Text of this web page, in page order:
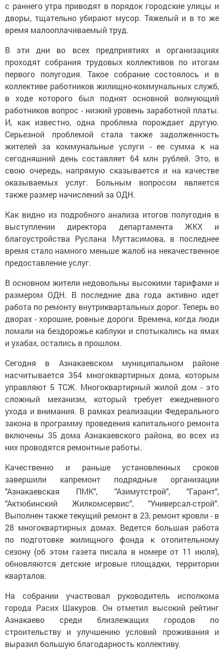
с раннего утра приводят в порядок городские улицы и
дворы, тщательно убирают мусор. Тяжелый и в то же
время малооплачиваемый труд.
В эти дни во всех предприятиях и организациях
проходят собрания трудовых коллективов по итогам
первого полугодия. Такое собрание состоялось и в
коллективе работников жилищно-коммунальных служб,
в ходе которого был поднят основной волнующий
работников вопрос - низкий уровень заработной платы.
И, как известно, одна проблема порождает другую.
Серьезной проблемой стала также задолженность
жителей за коммунальные услуги - ее сумма к на
сегодняшний день составляет 64 млн рублей. Это, в
свою очередь, напрямую сказывается и на качестве
оказываемых услуг. Больным вопросом является
также размер начислений за ОДН.
Как видно из подробного анализа итогов полугодия в
выступлении директора департамента ЖКХ и
благоустройства Руслана Мугтасимова, в последнее
время стало намного меньше жалоб на некачественное
предоставление услуг.
В основном жители недовольны высокими тарифами и
размером ОДН. В последние два года активно идет
работа по ремонту внутриквартальных дорог. Теперь во
дворах - хорошие, ровные дороги. Времена, когда люди
ломали на бездорожье каблуки и спотыкались на ямах
и ухабах, остались в прошлом.
Сегодня в Азнакаевском муниципальном районе
насчитывается 354 многоквартирных дома, которым
управляют 5 ТСЖ. Многоквартирный жилой дом - это
сложный механизм, который требует ежедневного
ухода и внимания. В рамках реализации Федерального
закона в программу проведения капитального ремонта
включены 35 дома Азнакаевского района, во всех из
них проводятся ремонтные работы.
Качественно и раньше установленных сроков
завершили капремонт подрядные организации
"Азнакаевская ПМК", "Азимутстрой", "Гарант",
"Актюбинский Жилкомсервис", "Универсал-строй".
Выполнен также текущий ремонт в 23, ремонт кровли - в
28 многоквартирных домах. Ведется большая работа
по подготовке жилищного фонда к отопительному
сезону (об этом газета писала в номере от 11 июля),
обновляются детские игровые площадки, территории
кварталов.
На собрании участвовал руководитель исполкома
города Расих Шакуров. Он отметил высокий рейтинг
Азнакаево среди близлежащих городов по
строительству и улучшению условий проживания и
выразил большую благодарность коллективу.